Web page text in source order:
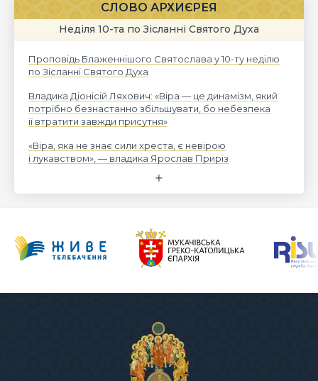
СЛОВО АРХИЄРЕЯ
Неділя 10-та по Зісланні Святого Духа
Проповідь Блаженнішого Святослава у 10-ту неділю
по Зісланні Святого Духа
Владика Діонісій Ляхович: «Віра — це динамізм, який
потрібно безнастанно збільшувати, бо небезпека
її втратити завжди присутня»
«Віра, яка не знає сили хреста, є невірою
і лукавством», — владика Ярослав Приріз